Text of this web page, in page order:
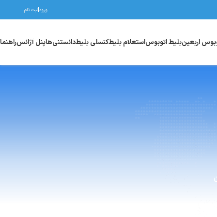
ورودثبت نام
اربعینبلیط اتوبوساستعلام بلیطکنسلی بلیطدانستنی‌هاپنل آژانسراهنما